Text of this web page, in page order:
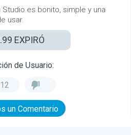
es bonito, simple y una
usar.
EXPIRÓ
de Usuario:
12
un Comentario